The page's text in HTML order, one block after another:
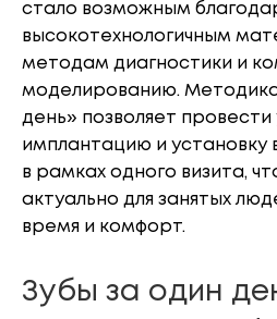
стало возможным
высокотехнологичным
методам диагностики и
моделированию.
день» позволяет провести
имплантацию и установку
в рамках одного визита,
актуально для занятых
время и комфорт.
Зубы за один